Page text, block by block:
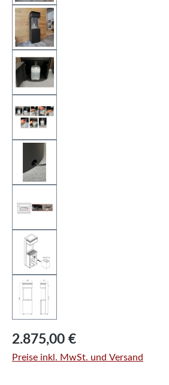
Regulärer Preis:
2.875,00 €
Preise inkl. MwSt. und Versand